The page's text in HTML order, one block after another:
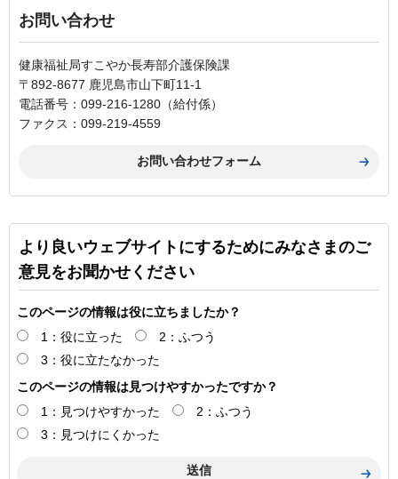
お問い合わせ
健康福祉局すこやか長寿部介護保険課
〒892-8677 鹿児島市山下町11-1
電話番号：099-216-1280（給付係）
ファクス：099-219-4559
より良いウェブサイトにするためにみなさまのご
意見をお聞かせください
このページの情報は役に立ちましたか？
1：役に立った
2：ふつう
3：役に立たなかった
このページの情報は見つけやすかったですか？
1：見つけやすかった
2：ふつう
3：見つけにくかった